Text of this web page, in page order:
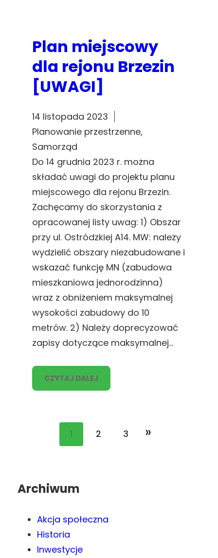
Plan miejscowy
dla rejonu Brzezin
[UWAGI]
14 listopada 2023
Planowanie przestrzenne
Samorząd
Do 14 grudnia 2023 r. można
składać uwagi do projektu planu
miejscowego dla rejonu Brzezin.
Zachęcamy do skorzystania z
opracowanej listy uwag: 1) Obszar
przy ul. Ostródzkiej A14. MW: należy
wydzielić obszary niezabudowane i
wskazać funkcję MN (zabudowa
mieszkaniowa jednorodzinna)
wraz z obniżeniem maksymalnej
wysokości zabudowy do 10
metrów. 2) Należy doprecyzować
zapisy dotyczące maksymalnej…
CZYTAJ DALEJ
1 2 3 »
Archiwum
Akcja społeczna
Historia
Inwestycje